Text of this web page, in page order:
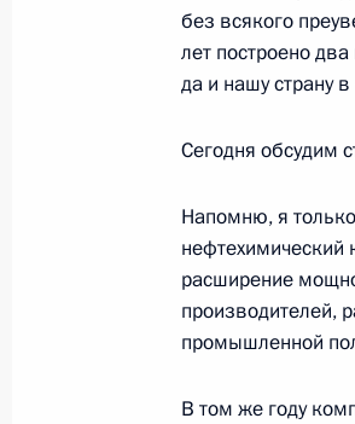
без всякого
лет построено
да и нашу страну
Сегодня обсудим
Напомню, я
нефтехимический
расширение
производителей,
промышленной
В том же году